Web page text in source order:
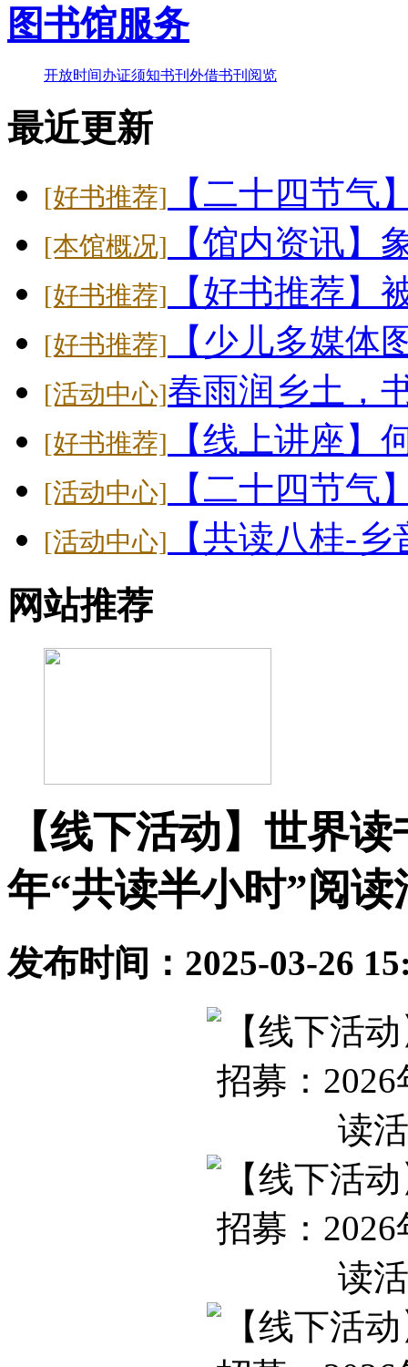
·【共读八桂-乡音童韵】广西桂林图书馆“共读..
26-07-20
·【二十四节气】大暑-_-大暑至-夏更浓
图书馆服务
开放时间办证须知书刊外借书刊阅览
最近更新
[好书推荐] 【二十四节气
[本馆概况] 【馆内资讯】
[好书推荐] 【好书推荐】
[好书推荐] 【少儿多媒体
[活动中心]春雨润乡土
[好书推荐] 【线上讲座】
[活动中心] 【二十四节气
[活动中心] 【共读八桂-
网站推荐
【线下活动】世界
年“共读半小时”阅读
发布时间：2025-03-26